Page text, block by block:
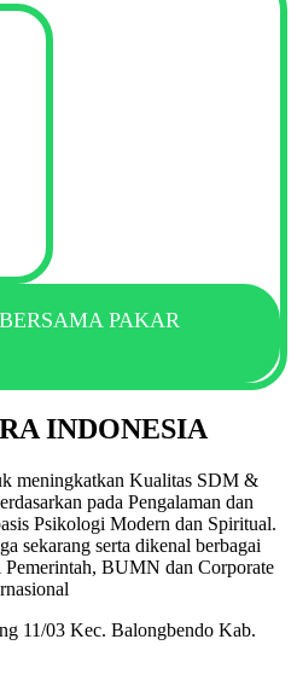
PAKAR
INDONESIA
meningkatkan Kualitas SDM &
pada Pengalaman dan
Psikologi Modern dan Spiritual.
sekarang serta dikenal berbagai
BUMN dan Corporate
11/03 Kec. Balongbendo Kab.